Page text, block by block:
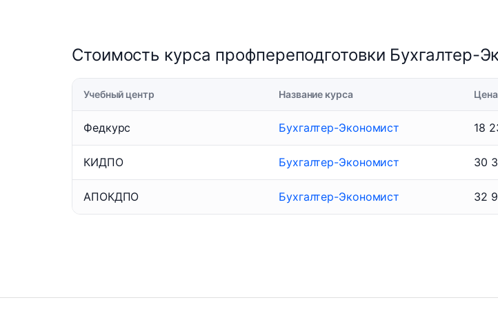
Стоимость курса профпереподготовки Бухгалтер-
Учебный центр Название курса Цена
Федкурс Бухгалтер-Экономист 18
КИДПО Бухгалтер-Экономист 30
АПОКДПО Бухгалтер-Экономист 32